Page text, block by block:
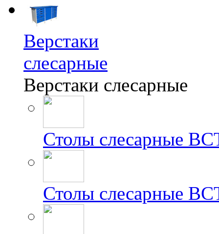
Верстаки
слесарные
Верстаки слесарные
Столы слесарные
Столы слесарные